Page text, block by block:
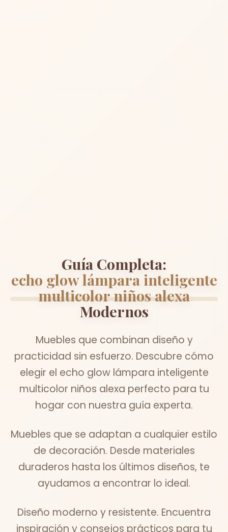
Guía Completa:
echo glow lámpara inteligente
multicolor niños alexa
Modernos
Muebles que combinan diseño y
practicidad sin esfuerzo. Descubre cómo
elegir el echo glow lámpara inteligente
multicolor niños alexa perfecto para tu
hogar con nuestra guía experta.
Muebles que se adaptan a cualquier estilo
de decoración. Desde materiales
duraderos hasta los últimos diseños, te
ayudamos a encontrar lo ideal.
Diseño moderno y resistente. Encuentra
inspiración y consejos prácticos para tu